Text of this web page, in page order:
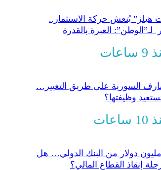
هيلز” يُنعش حركة الاستثمار..
لـ”الوطن”: العبرة بالقدرة
السورية على طريق التغيير…
وظيفتها؟
100 مليون دولار من البنك الدولي… هل
إنقاذ القطاع المالي؟